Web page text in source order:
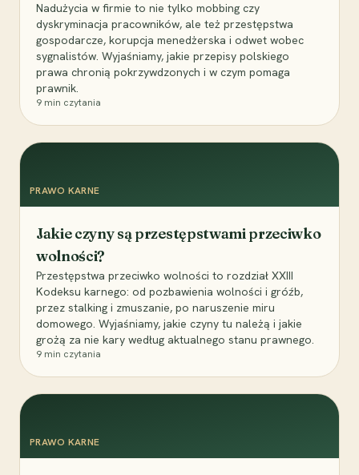
Nadużycia w firmie to nie tylko mobbing czy
dyskryminacja pracowników, ale też przestępstwa
gospodarcze, korupcja menedżerska i odwet wobec
sygnalistów. Wyjaśniamy, jakie przepisy polskiego
prawa chronią pokrzywdzonych i w czym pomaga
prawnik.
9 min czytania
PRAWO KARNE
Jakie czyny są przestępstwami przeciwko
wolności?
Przestępstwa przeciwko wolności to rozdział XXIII
Kodeksu karnego: od pozbawienia wolności i gróźb,
przez stalking i zmuszanie, po naruszenie miru
domowego. Wyjaśniamy, jakie czyny tu należą i jakie
grożą za nie kary według aktualnego stanu prawnego.
9 min czytania
PRAWO KARNE